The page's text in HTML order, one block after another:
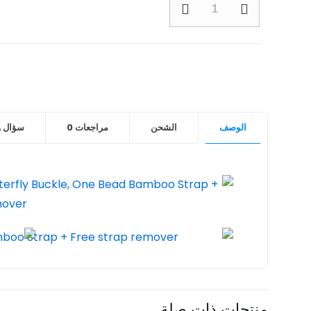
الوصف الشحن مراجعات0 سؤال